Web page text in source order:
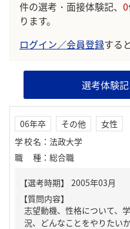
件の選考・面接体験記、 0
ります。
ログイン／会員登録する
選考体験
06年卒 その他
女性
学校名 ： 法政大学
職種 ： 総合職
【質問内容】
志望動機、性格について、
況、どんなことをやりたいか